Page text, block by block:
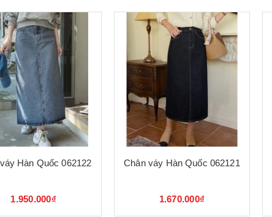
Hàn Quốc 062122
1.950.000₫
Chân váy Hàn Quốc 062121
1.670.000₫